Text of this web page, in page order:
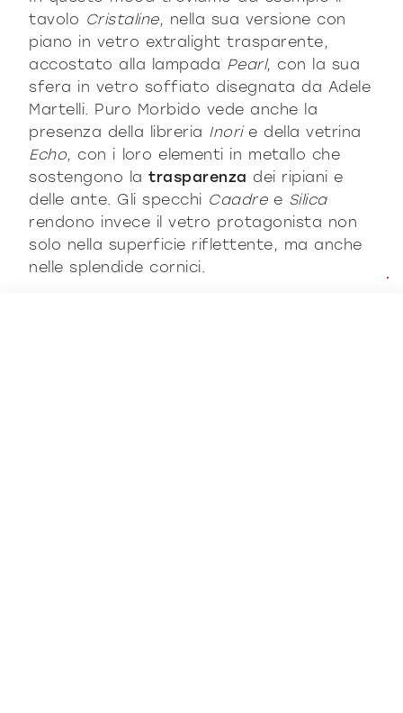
tavolo Cristaline, nella sua versione con
piano in vetro extralight trasparente,
accostato alla lampada Pearl, con la sua
sfera in vetro soffiato disegnata da Adele
Martelli. Puro Morbido vede anche la
presenza della libreria Inorie della vetrina
Echo, con i loro elementi in metallo che
sostengono latrasparenza dei ripiani e
delle ante. Gli specchi Caadree Silica
rendono invece il vetro protagonista non
solo nella superficie riflettente, ma anche
nelle splendide cornici.